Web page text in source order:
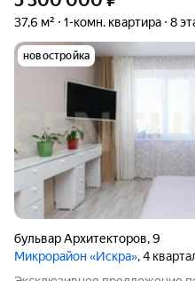
37,6 м² 1-комн. квартира 8
новостройка
бульвар Архитекторов,9
Микрорайон «Искра», 4